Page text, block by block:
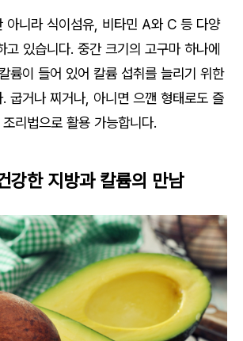
아니라 식이섬유, 비타민 A와 C 등 다양
고 있습니다. 중간 크기의 고구마 하나에
이 들어 있어 칼륨 섭취를 늘리기 위한
굽거나 찌거나, 아니면 으깬 형태로도 즐
리법으로 활용 가능합니다.
강한 지방과 칼륨의 만남